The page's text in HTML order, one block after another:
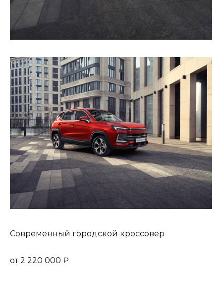
Современный городской кроссовер
от 2 220 000 ₽